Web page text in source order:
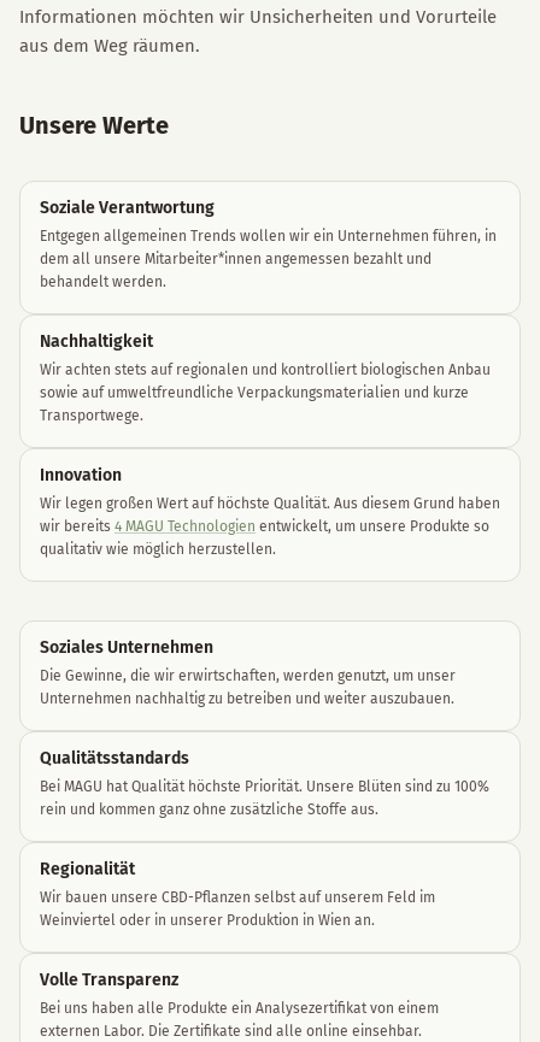
Informationen möchten wir Unsicherheiten und Vorurteile
aus dem Weg räumen.
Unsere Werte
Soziale Verantwortung
Entgegen allgemeinen Trends wollen wir ein Unternehmen führen, in
dem all unsere Mitarbeiter*innen angemessen bezahlt und
behandelt werden.
Nachhaltigkeit
Wir achten stets auf regionalen und kontrolliert biologischen Anbau
sowie auf umweltfreundliche Verpackungsmaterialien und kurze
Transportwege.
Innovation
Wir legen großen Wert auf höchste Qualität. Aus diesem Grund haben
wir bereits 4 MAGU Technologien entwickelt, um unsere Produkte so
qualitativ wie möglich herzustellen.
Soziales Unternehmen
Die Gewinne, die wir erwirtschaften, werden genutzt, um unser
Unternehmen nachhaltig zu betreiben und weiter auszubauen.
Qualitätsstandards
Bei MAGU hat Qualität höchste Priorität. Unsere Blüten sind zu 100%
rein und kommen ganz ohne zusätzliche Stoffe aus.
Regionalität
Wir bauen unsere CBD-Pflanzen selbst auf unserem Feld im
Weinviertel oder in unserer Produktion in Wien an.
Volle Transparenz
Bei uns haben alle Produkte ein Analysezertifikat von einem
externen Labor. Die Zertifikate sind alle online einsehbar.